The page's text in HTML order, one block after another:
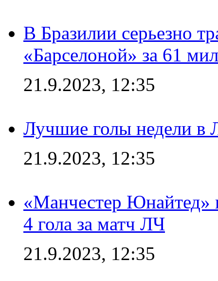
В Бразилии серьезно
«Барселоной» за 61
21.9.2023, 12:35
Лучшие голы недели в
21.9.2023, 12:35
«Манчестер Юнайтед»
4 гола за матч ЛЧ
21.9.2023, 12:35